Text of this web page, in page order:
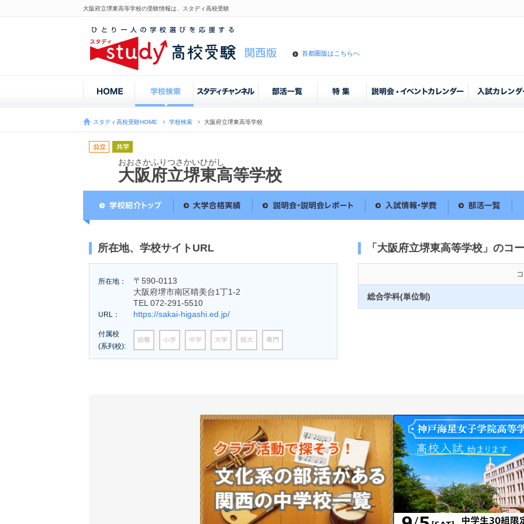
大阪府立堺東高等学校の受験情報は、スタディ高校受験
首都圏版はこちらへ
スタディ高校受験HOME 学校検索 大阪府立堺東高等学校
おおさかふりつさかいひがし
大阪府立堺東高等学校
所在地、学校サイトURL
所在地：
〒590-0113
大阪府堺市南区晴美台1丁1-2
TEL 072-291-5510
URL： https://sakai-higashi.ed.jp/
付属校
(系列校):
「大阪府立堺東高等学校」のコ
総合学科(単位制)